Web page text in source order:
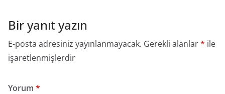
Bir yanıt yazın
E-posta adresiniz yayınlanmayacak. Gerekli alanlar* ile
işaretlenmişlerdir
Yorum *